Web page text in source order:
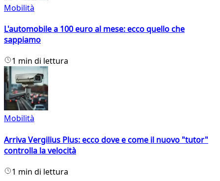
Mobilità
L'automobile a 100 euro al mese: ecco quello che
sappiamo
1 min di lettura
Mobilità
Arriva Vergilius Plus: ecco dove e come il nuovo "tutor"
controlla la velocità
1 min di lettura